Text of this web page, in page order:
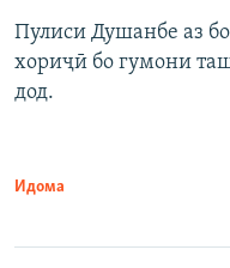
Пулиси Душанбе аз
хориҷӣ бо гумони
дод.
Идома